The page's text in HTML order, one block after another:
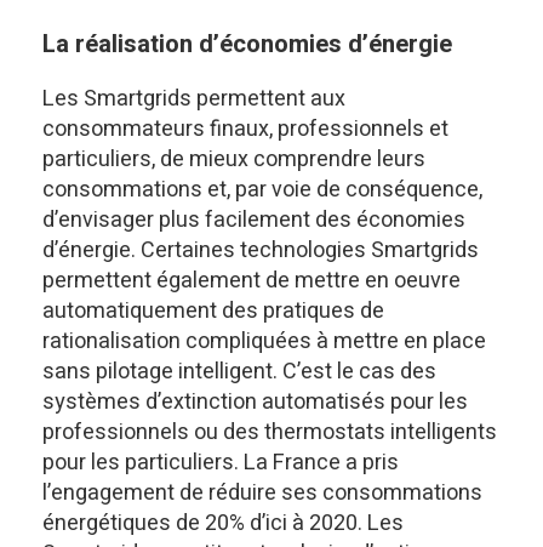
La réalisation d’économies d’énergie
Les Smartgrids permettent aux
consommateurs finaux, professionnels et
particuliers, de mieux comprendre leurs
consommations et, par voie de conséquence,
d’envisager plus facilement des économies
d’énergie. Certaines technologies Smartgrids
permettent également de mettre en oeuvre
automatiquement des pratiques de
rationalisation compliquées à mettre en place
sans pilotage intelligent. C’est le cas des
systèmes d’extinction automatisés pour les
professionnels ou des thermostats intelligents
pour les particuliers. La France a pris
l’engagement de réduire ses consommations
énergétiques de 20% d’ici à 2020. Les